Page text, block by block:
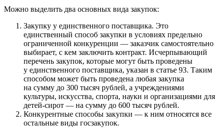
Можно выделить два основных вида закупок:
Закупку у единственного поставщика. Это
единственный способ закупки в условиях предельно
ограниченной конкуренции — заказчик самостоятельно
выбирает, с кем заключить контракт. Исчерпывающий
перечень закупок, которые могут быть проведены
у единственного поставщика, указан в статье 93. Таким
способом может быть проведена любая закупка
на сумму до 300 тысяч рублей, а учреждениями
культуры, искусства, спорта, науки и организациями для
детей-сирот — на сумму до 600 тысяч рублей.
Конкурентные способы закупки — к ним относятся все
остальные виды госзакупок.